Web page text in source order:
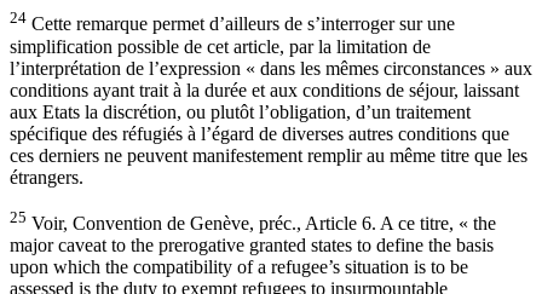
24 Cette remarque permet d’ailleurs de s’interroger sur une
simplification possible de cet article, par la limitation de
l’interprétation de l’expression « dans les mêmes circonstances » aux
conditions ayant trait à la durée et aux conditions de séjour, laissant
aux Etats la discrétion, ou plutôt l’obligation, d’un traitement
spécifique des réfugiés à l’égard de diverses autres conditions que
ces derniers ne peuvent manifestement remplir au même titre que les
étrangers.
25 Voir, Convention de Genève, préc., Article 6. A ce titre, « the
major caveat to the prerogative granted states to define the basis
upon which the compatibility of a refugee’s situation is to be
assessed is the duty to exempt refugees to insurmountable